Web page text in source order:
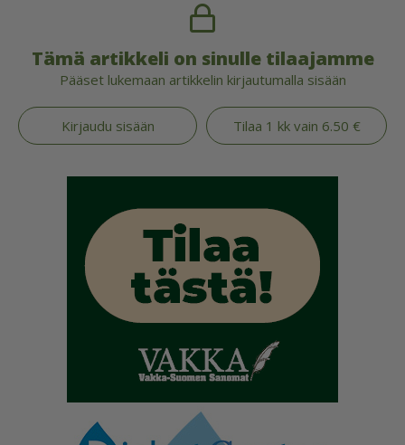
Tämä artikkeli on sinulle tilaajamme
Pääset lukemaan artikkelin kirjautumalla sisään
Kirjaudu sisään Tilaa 1 kk vain 6.50 €